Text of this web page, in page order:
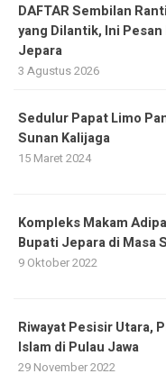
DAFTAR Sembilan
yang Dilantik, Ini Pesan
Jepara
3 Agustus 2026
Sedulur Papat Limo
Sunan Kalijaga
15 Maret 2024
Kompleks Makam
Bupati Jepara di Masa
9 Oktober 2022
Riwayat Pesisir Utara,
Islam di Pulau Jawa
29 November 2022